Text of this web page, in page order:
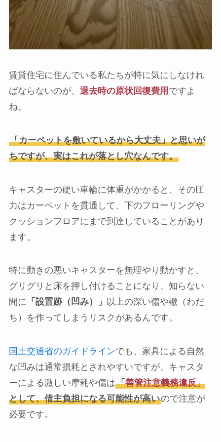
賃貸住宅に住んでいる私たちが特に気にしなけれ
ばならないのが、 退去時の原状回復費用 ですよ
ね。
「カーペットを敷いているから大丈夫」と思いが
ちですが、実はこれが落とし穴なんです。
キャスターの硬い車輪に体重がかかると、その圧
力はカーペットを貫通して、下のフローリングや
クッションフロアにまで到達していることがあり
ます。
特に動きの悪いキャスターを無理やり動かすと、
グリグリと床を押し付けることになり、知らない
間に 「設置跡（凹み）」
以上の深い傷や轍（わだ
ち）を作ってしまうリスクがあるんです。
国土交通省のガイドラインでも、家具による自然
な凹みは通常損耗とされやすいですが、キャスタ
ーによる激しい摩耗や傷は「善管注意義務違反」
として、借主負担になる可能性が高いので注意が
必要です。